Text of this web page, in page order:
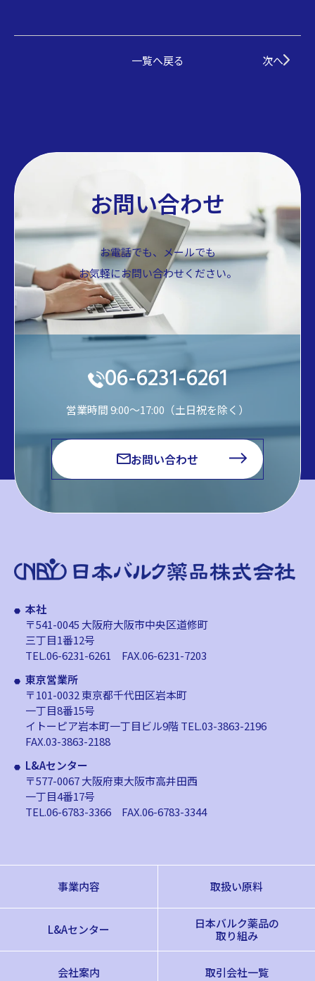
一覧へ戻る 次へ
お問い合わせ
お電話でも、メールでも
お気軽にお問い合わせください。
06-6231-6261
営業時間 9:00～17:00（土日祝を除く）
お問い合わせ
本社
〒541-0045 大阪府大阪市中央区道修町
三丁目1番12号
TEL.06-6231-6261 FAX.06-6231-7203
東京営業所
〒101-0032 東京都千代田区岩本町
一丁目8番15号
イトーピア岩本町一丁目ビル9階TEL.03-3863-2196
FAX.03-3863-2188
L&Aセンター
〒577-0067 大阪府東大阪市高井田西
一丁目4番17号
TEL.06-6783-3366 FAX.06-6783-3344
事業内容 取扱い原料
L&Aセンター
日本バルク薬品の
取り組み
会社案内 取引会社一覧